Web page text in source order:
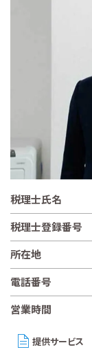
税理士氏名
税理士登録番号
所在地
電話番号
営業時間
提供サービス